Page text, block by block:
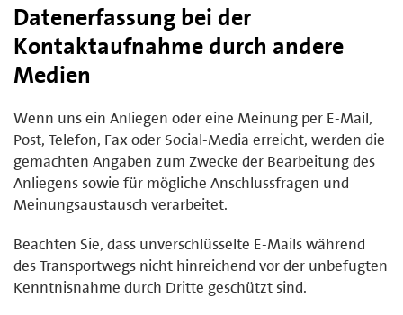
Datenerfassung bei der
Kontaktaufnahme durch andere
Medien
Wenn uns ein Anliegen oder eine Meinung per E-Mail,
Post, Telefon, Fax oder Social-Media erreicht, werden die
gemachten Angaben zum Zwecke der Bearbeitung des
Anliegens sowie für mögliche Anschlussfragen und
Meinungsaustausch verarbeitet.
Beachten Sie, dass unverschlüsselte E-Mails während
des Transportwegs nicht hinreichend vor der unbefugten
Kenntnisnahme durch Dritte geschützt sind.